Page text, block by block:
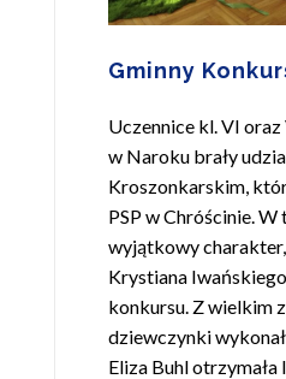
Gminny
Uczennice kl. VI oraz
w Naroku brały
Kroszonkarskim,
PSP w Chróścinie.
wyjątkowy
Krystiana
konkursu. Z wielkim
dziewczynki
Eliza Buhl otrzymała